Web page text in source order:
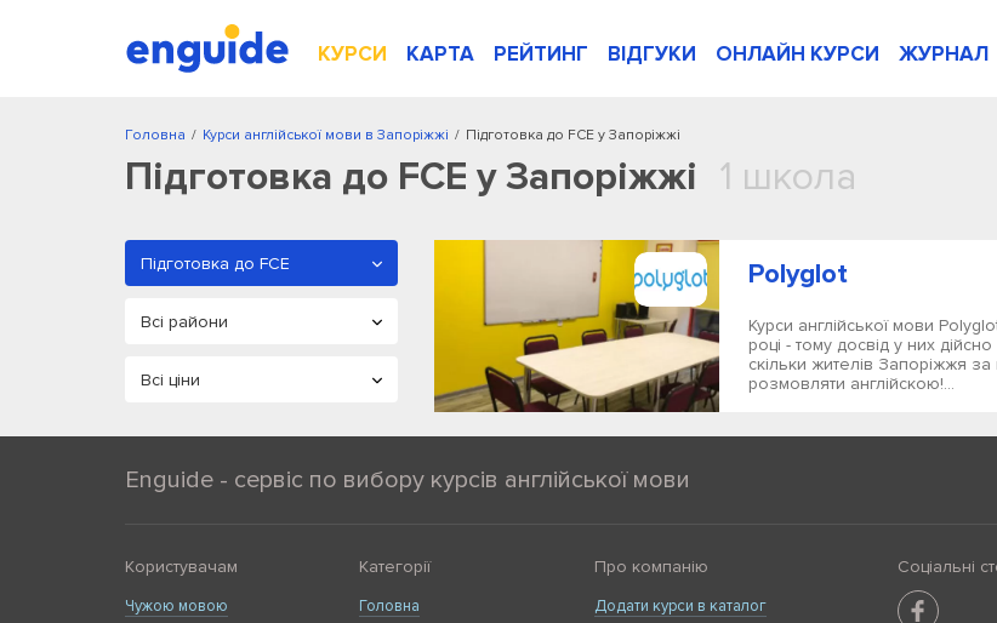
КУРСИ КАРТА РЕЙТИНГ ВІДГУКИ ОНЛАЙН КУРСИ ЖУРНАЛ
/
Головна /
Курси англійської мови в Запоріжжі Підготовка до FCE у Запоріжжі
Підготовка до FCE у Запоріжжі 1 школа
Polyglot
Курси англійської мови
році - тому досвід у них дійсно
скільки жителів Запоріжжя
розмовляти англійскою!...
Enguide - сервіс по вибору курсів англійської мови
Користувачам
Чужою мовою
Категорії
Головна
Про компанію
Додати курси в каталог
Соціальні